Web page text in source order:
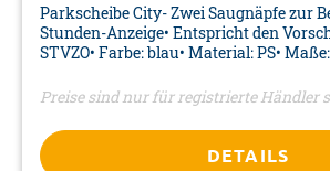
Parkscheibe City- Zwei Saugnäpfe zur
Stunden-Anzeige• Entspricht den
STVZO• Farbe: blau• Material: PS•
Preise sind nur für registrierte Händler
DETAILS